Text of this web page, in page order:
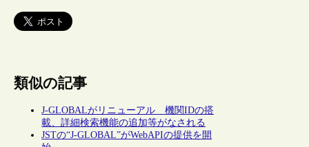
類似の記事
J-GLOBALがリニューアル 機関IDの搭
載、詳細検索機能の追加等がなされる
JSTの“J-GLOBAL”がWebAPIの提供を開